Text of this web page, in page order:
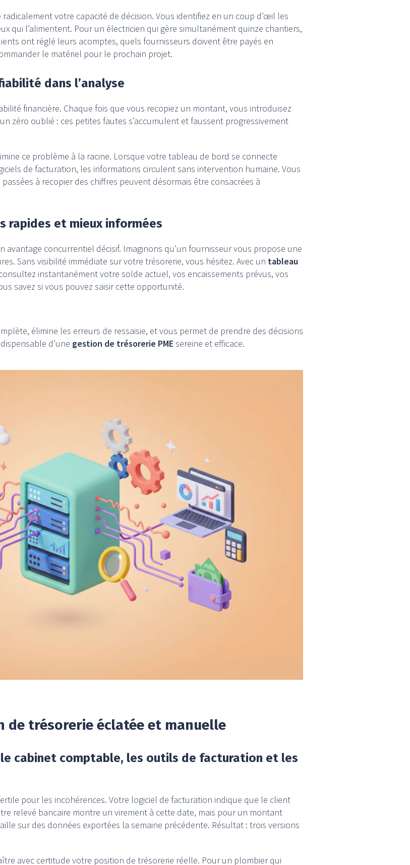
votre capacité de décision. Vous identifiez en un coup d’œil les
qui l’alimentent. Pour un électricien qui gère simultanément quinze chantiers,
ont réglé leurs acomptes, quels fournisseurs doivent être payés en
le matériel pour le prochain projet.
dans l’analyse
financière. Chaque fois que vous recopiez un montant, vous introduisez
zéro oublié : ces petites fautes s’accumulent et faussent progressivement
ce problème à la racine. Lorsque votre tableau de bord se connecte
de facturation, les informations circulent sans intervention humaine. Vous
à recopier des chiffres peuvent désormais être consacrées à
rapides et mieux informées
avantage concurrentiel décisif. Imaginons qu’un fournisseur vous propose une
Sans visibilité immédiate sur votre trésorerie, vous hésitez. Avec un tableau
instantanément votre solde actuel, vos encaissements prévus, vos
savez si vous pouvez saisir cette opportunité.
élimine les erreurs de ressaisie, et vous permet de prendre des décisions
d’une gestion de trésorerie PME sereine et efficace.
de trésorerie éclatée et manuelle
cabinet comptable, les outils de facturation et les
pour les incohérences. Votre logiciel de facturation indique que le client
relevé bancaire montre un virement à cette date, mais pour un montant
sur des données exportées la semaine précédente. Résultat : trois versions
avec certitude votre position de trésorerie réelle. Pour un plombier qui